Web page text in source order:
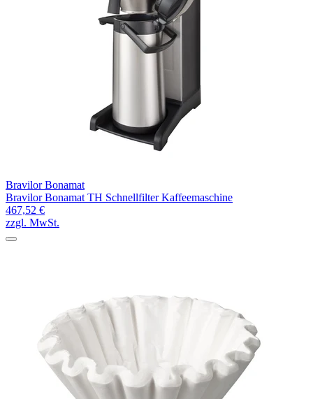
Bravilor Bonamat
Bravilor Bonamat TH Schnellfilter Kaffeemaschine
467,52 €
zzgl. MwSt.